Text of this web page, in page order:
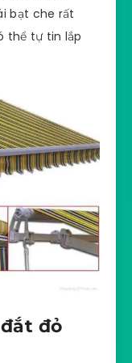
bạt che rất
thể tự tin lắp
đỏ